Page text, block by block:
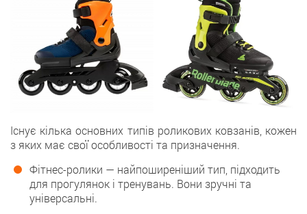
Існує кілька основних типів роликових ковзанів, кожен
з яких має свої особливості та призначення.
Фітнес-ролики — найпоширеніший тип, підходить
для прогулянок і тренувань. Вони зручні та
універсальні.